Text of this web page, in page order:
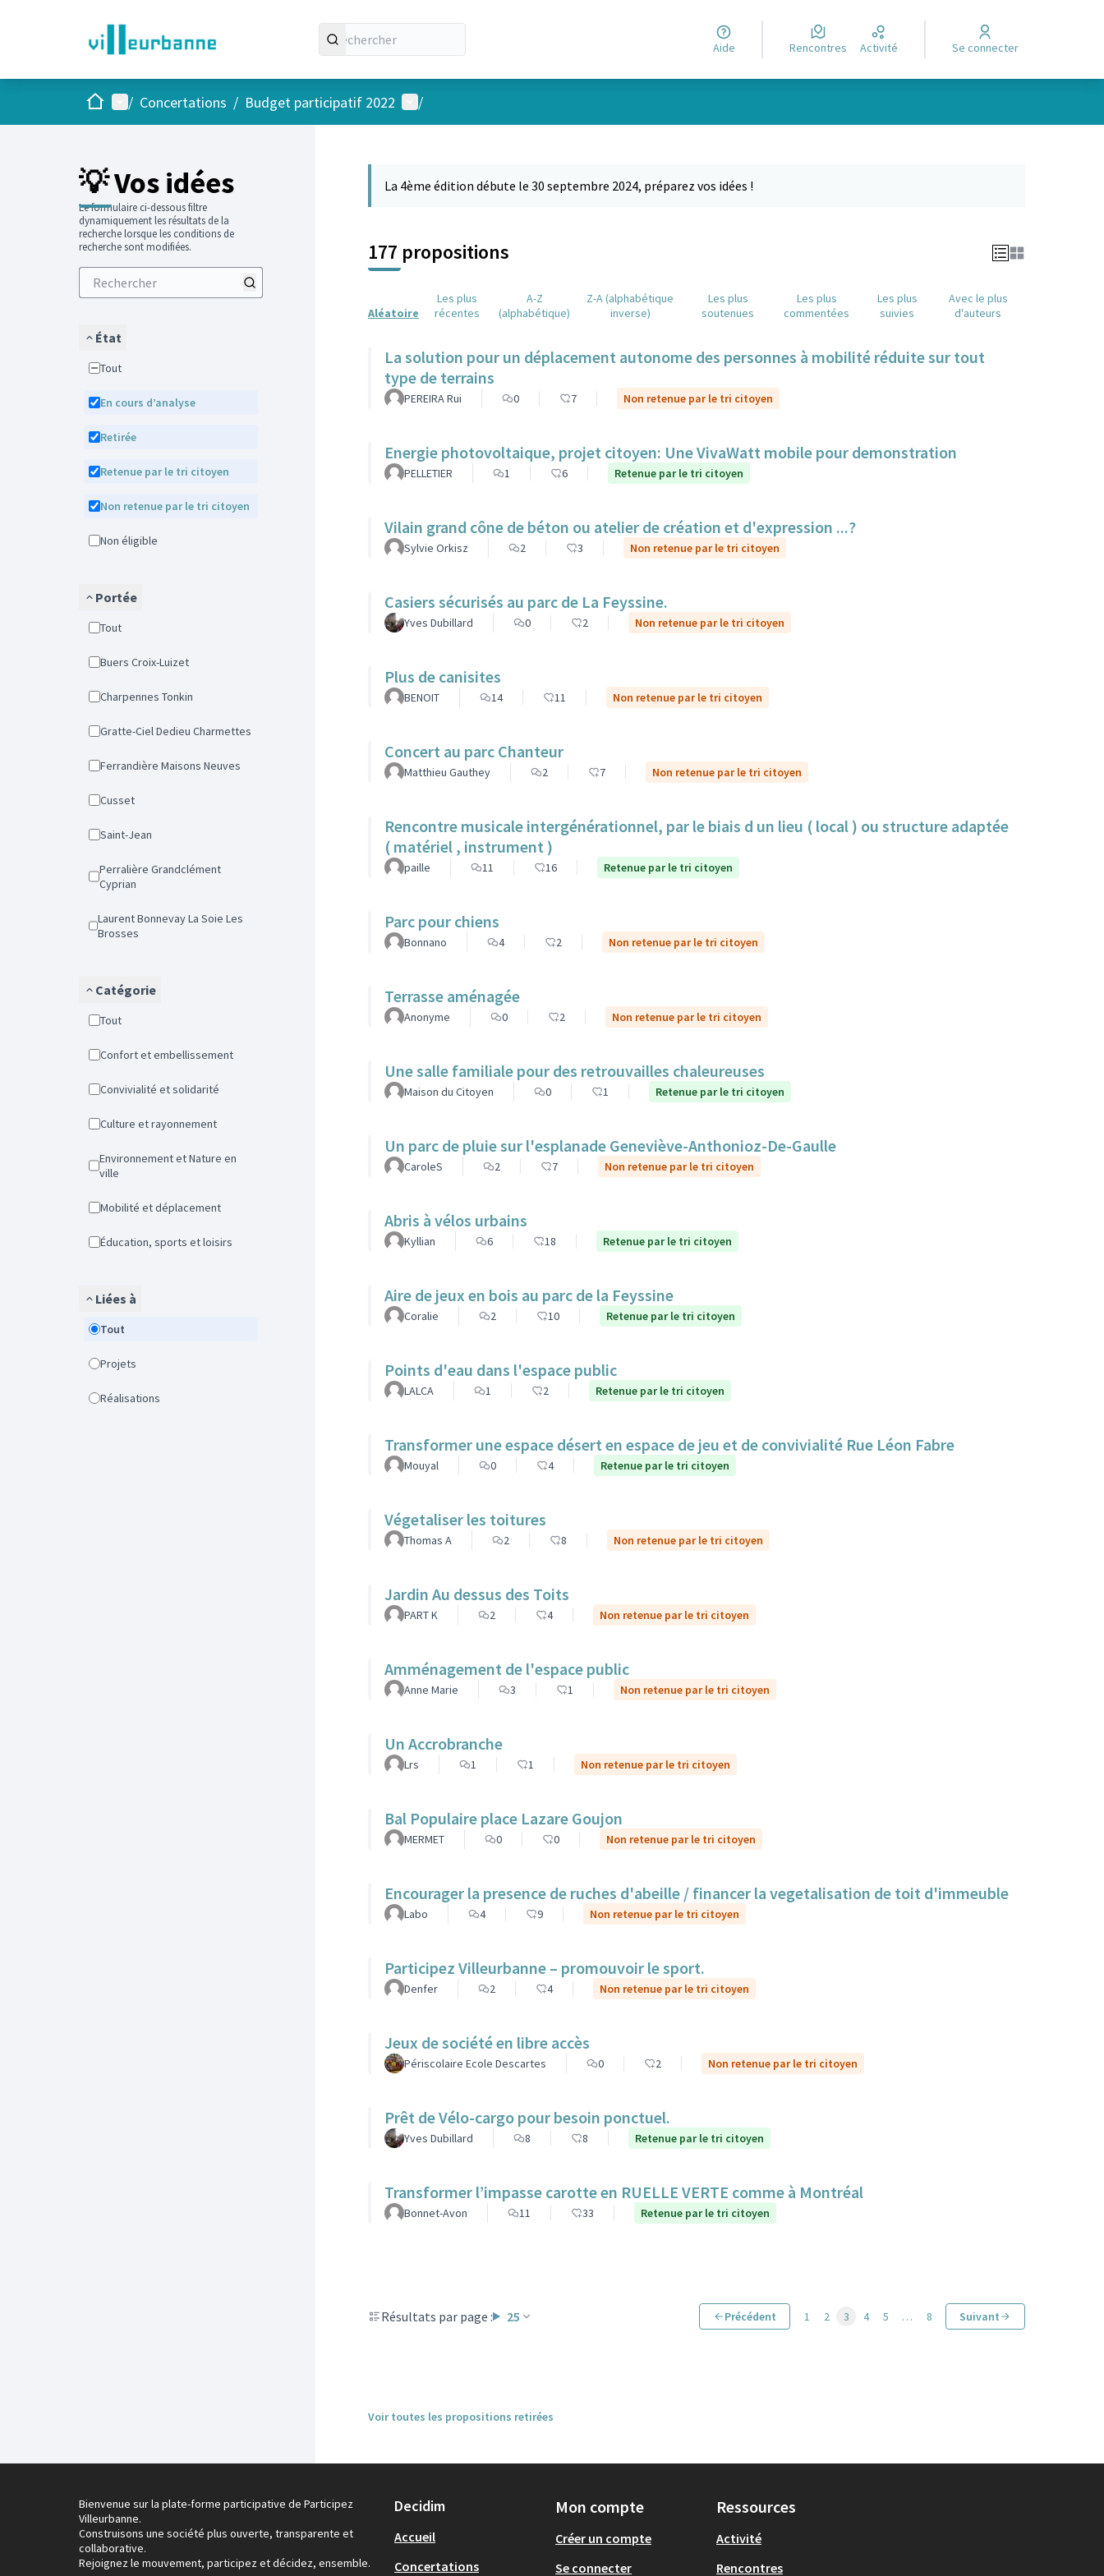
Aide Rencontres Activité Se connecter
AccueilMenu principal
/ Concertations / Budget participatif 2022 Menu utilisateur
/
💡 Vos idées
Le formulaire ci-dessous filtre
dynamiquement les résultats de la
recherche lorsque les conditions de
recherche sont modifiées.
État
Tout
En cours d’analyse
Retirée
Retenue par le tri citoyen
Non retenue par le tri citoyen
Non éligible
Portée
Tout
Buers Croix-Luizet
Charpennes Tonkin
Gratte-Ciel Dedieu Charmettes
Ferrandière Maisons Neuves
Cusset
Saint-Jean
Perralière Grandclément
Cyprian
Laurent Bonnevay La Soie Les
Brosses
Catégorie
Tout
Confort et embellissement
Convivialité et solidarité
Culture et rayonnement
Environnement et Nature en
ville
Mobilité et déplacement
Éducation, sports et loisirs
Liées à
Tout
Projets
Réalisations
La 4ème édition débute le 30 septembre 2024, préparez vos idées !
177 propositions
Aléatoire
Les plus
récentes
A-Z
(alphabétique)
Z-A (alphabétique
inverse)
Les plus
soutenues
Les plus
commentées
Les plus
suivies
Avec le plus
d'auteurs
La solution pour un déplacement autonome des personnes à mobilité réduite sur tout
type de terrains
PEREIRA Rui 0 7 Non retenue par le tri citoyen
Energie photovoltaique, projet citoyen: Une VivaWatt mobile pour demonstration
PELLETIER 1 6 Retenue par le tri citoyen
Vilain grand cône de béton ou atelier de création et d'expression ...?
Sylvie Orkisz 2 3 Non retenue par le tri citoyen
Casiers sécurisés au parc de La Feyssine.
Yves Dubillard 0 2 Non retenue par le tri citoyen
Plus de canisites
BENOIT 14 11 Non retenue par le tri citoyen
Concert au parc Chanteur
Matthieu Gauthey 2 7 Non retenue par le tri citoyen
Rencontre musicale intergénérationnel, par le biais d un lieu ( local ) ou structure adaptée
( matériel , instrument )
paille 11 16 Retenue par le tri citoyen
Parc pour chiens
Bonnano 4 2 Non retenue par le tri citoyen
Terrasse aménagée
Anonyme 0 2 Non retenue par le tri citoyen
Une salle familiale pour des retrouvailles chaleureuses
Maison du Citoyen 0 1 Retenue par le tri citoyen
Un parc de pluie sur l'esplanade Geneviève-Anthonioz-De-Gaulle
CaroleS 2 7 Non retenue par le tri citoyen
Abris à vélos urbains
Kyllian 6 18 Retenue par le tri citoyen
Aire de jeux en bois au parc de la Feyssine
Coralie 2 10 Retenue par le tri citoyen
Points d'eau dans l'espace public
LALCA 1 2 Retenue par le tri citoyen
Transformer une espace désert en espace de jeu et de convivialité Rue Léon Fabre
Mouyal 0 4 Retenue par le tri citoyen
Végetaliser les toitures
Thomas A 2 8 Non retenue par le tri citoyen
Jardin Au dessus des Toits
PART K 2 4 Non retenue par le tri citoyen
Amménagement de l'espace public
Anne Marie 3 1 Non retenue par le tri citoyen
Un Accrobranche
Lrs 1 1 Non retenue par le tri citoyen
Bal Populaire place Lazare Goujon
MERMET 0 0 Non retenue par le tri citoyen
Encourager la presence de ruches d'abeille / financer la vegetalisation de toit d'immeuble
Labo 4 9 Non retenue par le tri citoyen
Participez Villeurbanne – promouvoir le sport.
Denfer 2 4 Non retenue par le tri citoyen
Jeux de société en libre accès
Périscolaire Ecole Descartes 0 2 Non retenue par le tri citoyen
Prêt de Vélo-cargo pour besoin ponctuel.
Yves Dubillard 8 8 Retenue par le tri citoyen
Transformer l’impasse carotte en RUELLE VERTE comme à Montréal
Bonnet-Avon 11 33 Retenue par le tri citoyen
Résultats par page : 25 Précédent 1 2 3 4 5 … 8 Suivant
Voir toutes les propositions retirées
Bienvenue sur la plate-forme participative de Participez
Villeurbanne.
Construisons une société plus ouverte, transparente et
collaborative.
Rejoignez le mouvement, participez et décidez, ensemble.
Decidim
Accueil
Concertations
Mon compte
Créer un compte
Se connecter
Ressources
Activité
Rencontres